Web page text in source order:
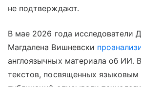
не подтверждают.
В мае 2026 года исследователи
Магдалена Вишневски
англоязычных материала об ИИ.
текстов, посвященных